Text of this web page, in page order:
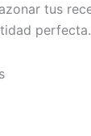
tus
perfecta.